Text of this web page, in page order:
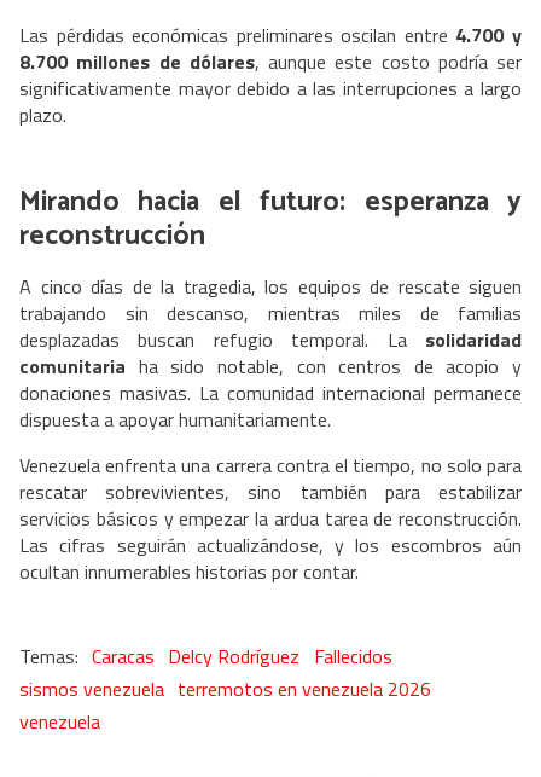
Las pérdidas económicas preliminares oscilan entre 4.700 y
8.700 millones de dólares, aunque este costo podría ser
significativamente mayor debido a las interrupciones a largo
plazo.
Mirando hacia el futuro: esperanza y
reconstrucción
A cinco días de la tragedia, los equipos de rescate siguen
trabajando sin descanso, mientras miles de familias
desplazadas buscan refugio temporal. La solidaridad
comunitaria ha sido notable, con centros de acopio y
donaciones masivas. La comunidad internacional permanece
dispuesta a apoyar humanitariamente.
Venezuela enfrenta una carrera contra el tiempo, no solo para
rescatar sobrevivientes, sino también para estabilizar
servicios básicos y empezar la ardua tarea de reconstrucción.
Las cifras seguirán actualizándose, y los escombros aún
ocultan innumerables historias por contar.
Caracas Delcy Rodríguez Fallecidos
sismos venezuela terremotos en venezuela 2026
venezuela